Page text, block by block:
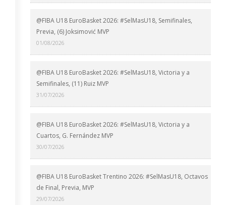
@FIBA U18 EuroBasket 2026: #SelMasU18, Semifinales,
Previa, (6) Joksimović MVP
01/08/2026
@FIBA U18 EuroBasket 2026: #SelMasU18, Victoria y a
Semifinales, (11) Ruiz MVP
31/07/2026
@FIBA U18 EuroBasket 2026: #SelMasU18, Victoria y a
Cuartos, G. Fernández MVP
30/07/2026
@FIBA U18 EuroBasket Trentino 2026: #SelMasU18, Octavos
de Final, Previa, MVP
29/07/2026